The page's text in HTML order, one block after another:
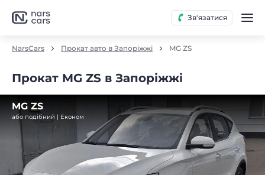
Зв'язатися
NarsCars Прокат авто в Запоріжжі MG ZS
Прокат MG ZS в Запоріжжі
MG ZS
або подібний | Економ